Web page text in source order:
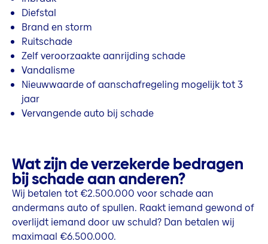
Diefstal
Brand en storm
Ruitschade
Zelf veroorzaakte aanrijding schade
Vandalisme
Nieuwwaarde of aanschafregeling mogelijk tot 3
jaar
Vervangende auto bij schade
Wat zijn de verzekerde bedragen
bij schade aan anderen?
Wij betalen tot €2.500.000 voor schade aan
andermans auto of spullen. Raakt iemand gewond of
overlijdt iemand door uw schuld? Dan betalen wij
maximaal €6.500.000.